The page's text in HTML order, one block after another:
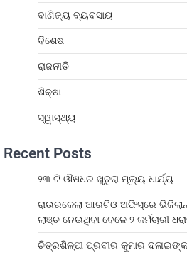
ବାଣିଜ୍ୟ ବ୍ୟବସାୟ
ବିଶେଷ
ରାଜନୀତି
ଶିକ୍ଷା
ସ୍ୱାସ୍ଥ୍ୟ
Recent Posts
୨୩ ଟି ଔଷଧର ଖୁଚୁରା ମୂଲ୍ୟ ଧାର୍ଯ୍ୟ
ରାଉରକେଲା ଆରଟିଓ ଅଫିସ୍‌ରେ
ଲାଞ୍ଚ ନେଉଥିବା ବେଳେ ୨ କର୍ମଚାରୀ
ଚିତ୍ରଶିଳ୍ପୀ ପ୍ରବୀର କୁମାର